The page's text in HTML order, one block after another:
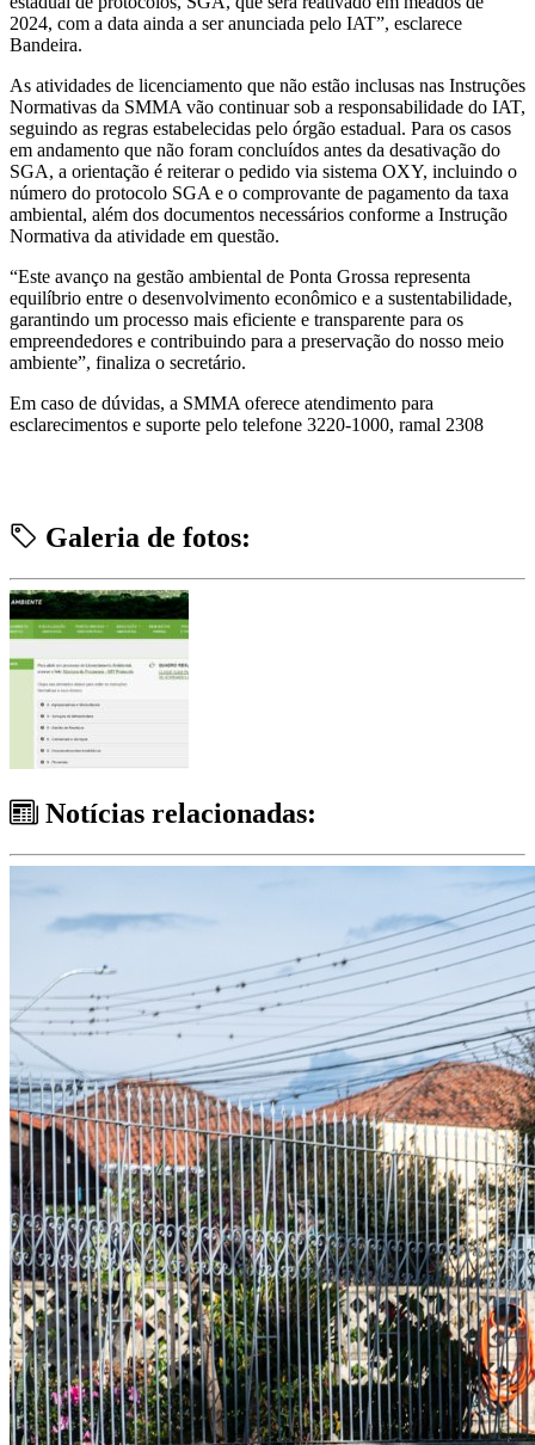
2024, com a data ainda a ser anunciada pelo IAT”, esclarece
Bandeira.
As atividades de licenciamento que não estão inclusas nas Instruções
Normativas da SMMA vão continuar sob a responsabilidade do IAT,
seguindo as regras estabelecidas pelo órgão estadual. Para os casos
em andamento que não foram concluídos antes da desativação do
SGA, a orientação é reiterar o pedido via sistema OXY, incluindo o
número do protocolo SGA e o comprovante de pagamento da taxa
ambiental, além dos documentos necessários conforme a Instrução
Normativa da atividade em questão.
“Este avanço na gestão ambiental de Ponta Grossa representa
equilíbrio entre o desenvolvimento econômico e a sustentabilidade,
garantindo um processo mais eficiente e transparente para os
empreendedores e contribuindo para a preservação do nosso meio
ambiente”, finaliza o secretário.
Em caso de dúvidas, a SMMA oferece atendimento para
esclarecimentos e suporte pelo telefone 3220-1000, ramal 2308
Galeria de fotos:
Notícias relacionadas: